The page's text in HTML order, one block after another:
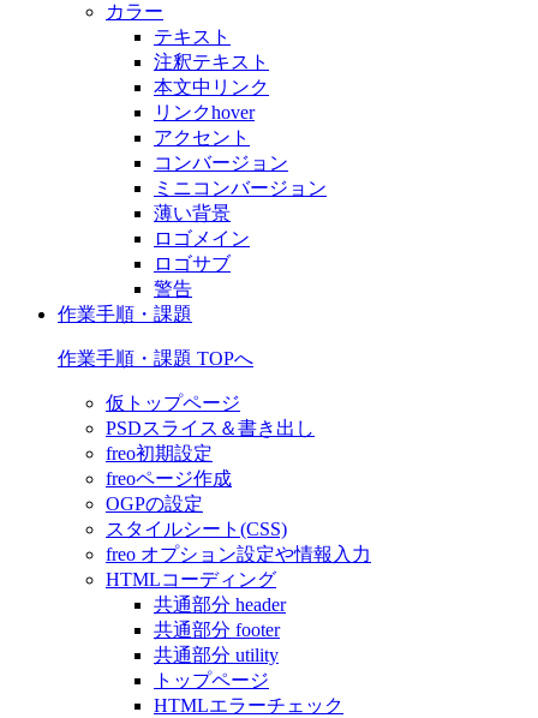
カラー
テキスト
注釈テキスト
本文中リンク
リンクhover
アクセント
コンバージョン
ミニコンバージョン
薄い背景
ロゴメイン
ロゴサブ
警告
作業手順・課題
作業手順・課題 TOPへ
仮トップページ
PSDスライス＆書き出し
freo初期設定
freoページ作成
OGPの設定
スタイルシート(CSS)
freo オプション設定や情報入力
HTMLコーディング
共通部分 header
共通部分 footer
共通部分 utility
トップページ
HTMLエラーチェック